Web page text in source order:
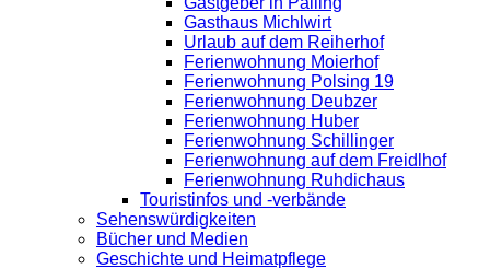
Gasthaus Michlwirt
Urlaub auf dem Reiherhof
Ferienwohnung Moierhof
Ferienwohnung Polsing 19
Ferienwohnung Deubzer
Ferienwohnung Huber
Ferienwohnung Schillinger
Ferienwohnung auf dem Freidlhof
Ferienwohnung Ruhdichaus
Touristinfos und -verbände
Sehenswürdigkeiten
Bücher und Medien
Geschichte und Heimatpflege